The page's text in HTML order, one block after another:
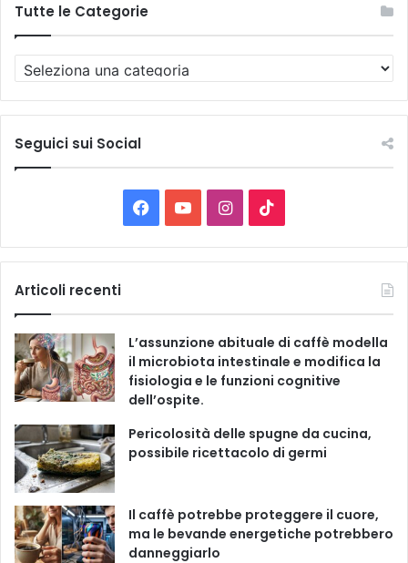
Tutte le Categorie
u
t
e
o
r
i
e
Seguici sui Social
a
e
b
o
o
k
o
T
u
b
e
I
n
t
a
g
r
a
i
T
o
k
Articoli recenti
L’assunzione abituale di caffè modella
il microbiota intestinale e modifica la
fisiologia e le funzioni cognitive
dell’ospite.
Pericolosità delle spugne da cucina,
possibile ricettacolo di germi
Il caffè potrebbe proteggere il cuore,
ma le bevande energetiche potrebbero
danneggiarlo